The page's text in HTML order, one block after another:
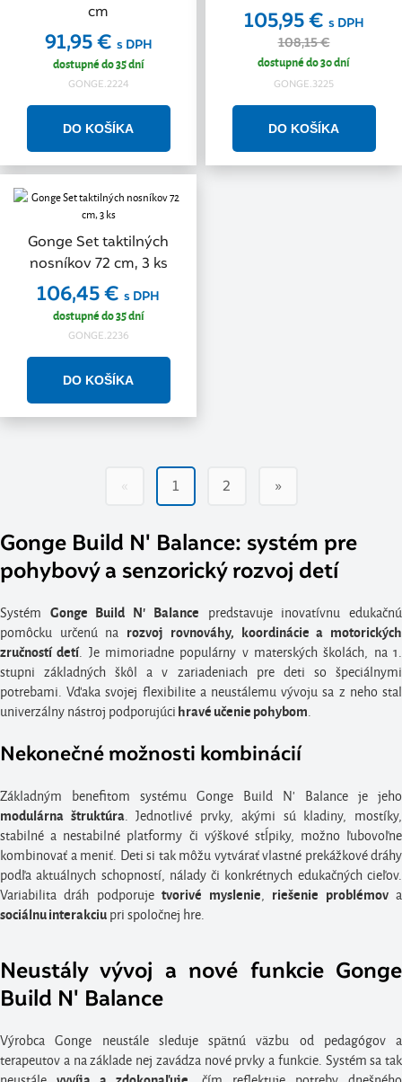
cm
91,95 € s DPH
dostupné do 35 dní
GONGE.2224
105,95 € s DPH
108,15 €
dostupné do 30 dní
GONGE.3225
Gonge Set taktilných
nosníkov 72 cm, 3 ks
106,45 € s DPH
dostupné do 35 dní
GONGE.2236
« 1 2 »
Gonge Build N' Balance: systém pre
pohybový a senzorický rozvoj detí
Systém Gonge Build N' Balance predstavuje inovatívnu edukačnú
pomôcku určenú na rozvoj rovnováhy, koordinácie a motorických
zručností detí. Je mimoriadne populárny v materských školách, na 1.
stupni základných škôl a v zariadeniach pre deti so špeciálnymi
potrebami. Vďaka svojej flexibilite a neustálemu vývoju sa z neho stal
univerzálny nástroj podporujúcihravé učenie pohybom.
Nekonečné možnosti kombinácií
Základným benefitom systému Gonge Build N' Balance je jeho
modulárna štruktúra. Jednotlivé prvky, akými sú kladiny, mostíky,
stabilné a nestabilné platformy či výškové stĺpiky, možno ľubovoľne
kombinovať a meniť. Deti si tak môžu vytvárať vlastné prekážkové dráhy
podľa aktuálnych schopností, nálady či konkrétnych edukačných cieľov.
Variabilita dráh podporujetvorivé myslenie, riešenie problémova
sociálnu interakciupri spoločnej hre.
Neustály vývoj a nové funkcie Gonge
Build N' Balance
Výrobca Gonge neustále sleduje spätnú väzbu od pedagógov a
terapeutov a na základe nej zavádza nové prvky a funkcie. Systém sa tak